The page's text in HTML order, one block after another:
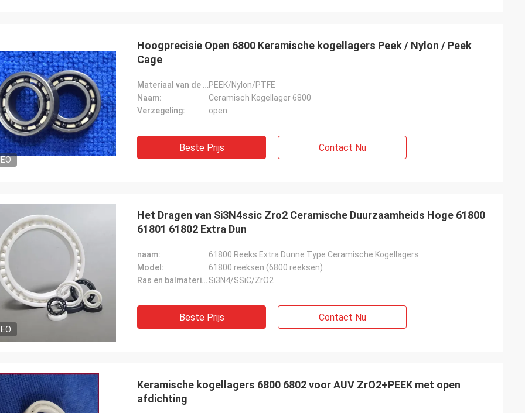
goede kwaliteit en goedkoop. Wij
samenwerking vele jaren.
Hoogprecisie Open 6800 Keramische kogellagers Peek / Nylon / Peek
Cage
Materiaal van de kooi:PEEK/Nylon/PTFE
Naam:
Ceramisch Kogellager 6800
Verzegeling:
open
Beste Prijs Contact Nu
Het Dragen van Si3N4ssic Zro2 Ceramische Duurzaamheids Hoge 61800
61801 61802 Extra Dun
naam:
61800 Reeks Extra Dunne Type Ceramische Kogellagers
Model:
61800 reeksen (6800 reeksen)
Ras en balmateriaal: Si3N4/SSiC/ZrO2
Beste Prijs Contact Nu
Keramische kogellagers 6800 6802 voor AUV ZrO2+PEEK met open
afdichting